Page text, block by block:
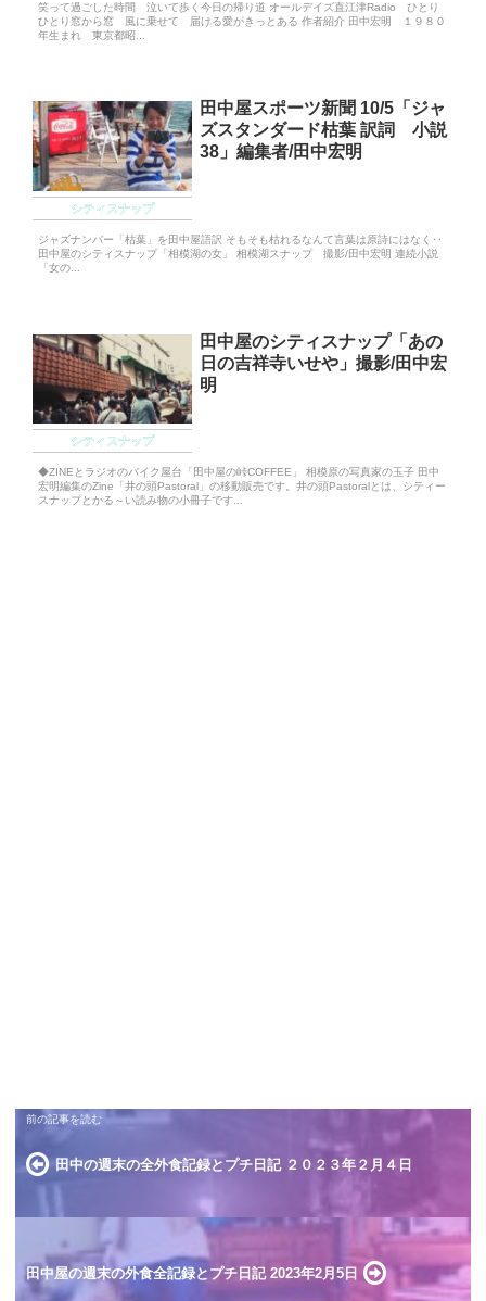
笑って過ごした時間 泣いて歩く今日の帰り道 オールデイズ直江津Radio ひとり
ひとり窓から窓 風に乗せて 届ける愛がきっとある 作者紹介 田中宏明 １９８０
年生まれ 東京都昭...
シティスナップ
田中屋スポーツ新聞 10/5「ジャ
ズスタンダード枯葉 訳詞 小説
38」編集者/田中宏明
ジャズナンバー「枯葉」を田中屋語訳 そもそも枯れるなんて言葉は原詩にはなく‥
田中屋のシティスナップ「相模湖の女」 相模湖スナップ 撮影/田中宏明 連続小説
「女の...
シティスナップ
田中屋のシティスナップ「あの
日の吉祥寺いせや」撮影/田中宏
明
◆ZINEとラジオのバイク屋台「田中屋の峠COFFEE」 相模原の写真家の玉子 田中
宏明編集のZine「井の頭Pastoral」の移動販売です。井の頭Pastoralとは、シティー
スナップとかる～い読み物の小冊子です...
田中の週末の全外食記録とプチ日記 ２０２３年２月４日
田中屋の週末の外食全記録とプチ日記 2023年2月5日